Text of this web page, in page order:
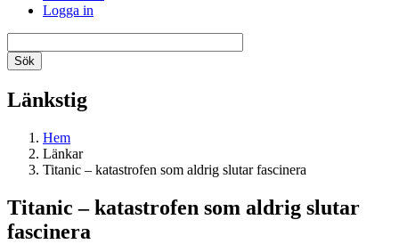
Logga in
Länkstig
Hem
Länkar
Titanic – katastrofen som aldrig slutar fascinera
Titanic – katastrofen som aldrig slutar
fascinera